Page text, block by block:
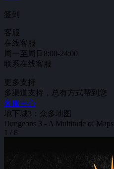
签到
客服
在线客服
周一至周日8:00-24:00
联系在线客服
更多支持
多渠道支持，总有方式帮到您
客服中心
地下城3：众多地图
Dungeons 3 - A Multitude of Maps
1 / 8